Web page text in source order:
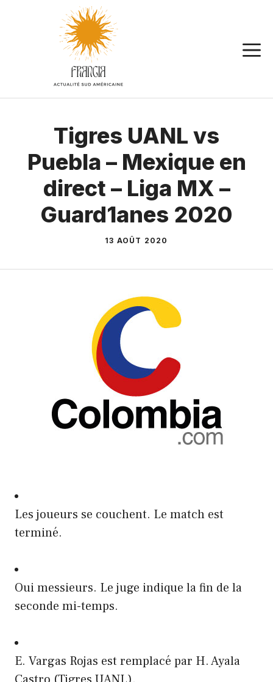
Tigres UANL vs
Puebla – Mexique en
direct – Liga MX –
Guard1anes 2020
13 AOÛT 2020
Les joueurs se couchent. Le match est
terminé.
Oui messieurs. Le juge indique la fin de la
seconde mi-temps.
E. Vargas Rojas est remplacé par H. Ayala